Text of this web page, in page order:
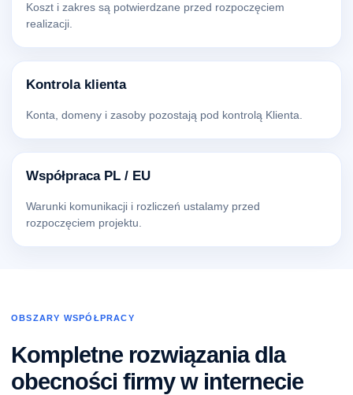
Koszt i zakres są potwierdzane przed rozpoczęciem
realizacji.
Kontrola klienta
Konta, domeny i zasoby pozostają pod kontrolą Klienta.
Współpraca PL / EU
Warunki komunikacji i rozliczeń ustalamy przed
rozpoczęciem projektu.
OBSZARY WSPÓŁPRACY
Kompletne rozwiązania dla
obecności firmy w internecie